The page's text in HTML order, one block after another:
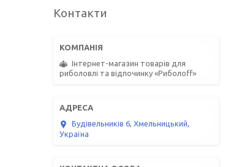
Контакти
Інтернет-магазин товарів для
риболовлі та відпочинку «Риболоff»
Будівельників 6, Хмельницький,
Україна